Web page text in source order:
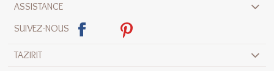
ASSISTANCE
SUIVEZ-NOUS
TAZIRIT